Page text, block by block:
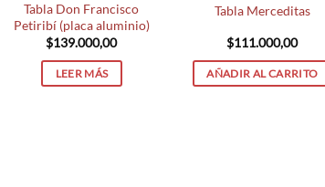
Tabla Don Francisco
Petiribí (placa aluminio)
$139.000,00
LEER MÁS
Tabla Merceditas
$111.000,00
AÑADIR AL CARRITO